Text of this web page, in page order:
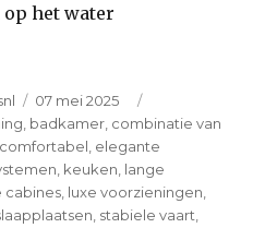
het water
Posted
on
07 mei 2025
badkamer combinatie van
comfortabel elegante
keuken lange
cabines luxe voorzieningen
stabiele vaart